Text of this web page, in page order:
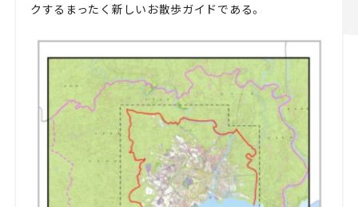
クするまったく新しいお散歩ガイドである。